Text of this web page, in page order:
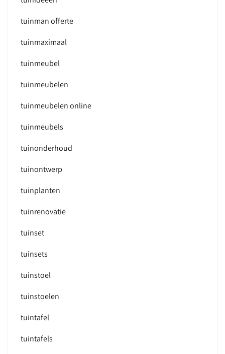
tuinman offerte
tuinmaximaal
tuinmeubel
tuinmeubelen
tuinmeubelen online
tuinmeubels
tuinonderhoud
tuinontwerp
tuinplanten
tuinrenovatie
tuinset
tuinsets
tuinstoel
tuinstoelen
tuintafel
tuintafels